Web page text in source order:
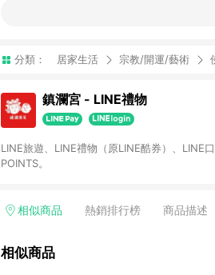
分類： 居家生活 宗教/開運/藝術
鎮瀾宮 - LINE禮物
LINE旅遊、LINE禮物（原LINE酷券）、LINE
POINTS。
相似商品 熱銷排行榜 商品描述
相似商品